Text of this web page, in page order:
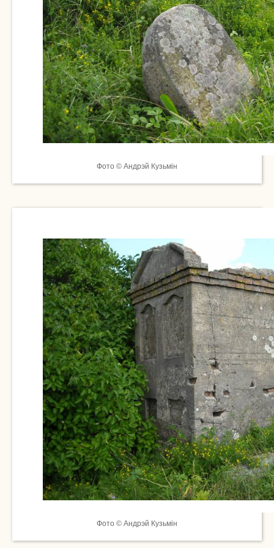
Фото © Андрэй Кузьмін
Фото © Андрэй Кузьмін